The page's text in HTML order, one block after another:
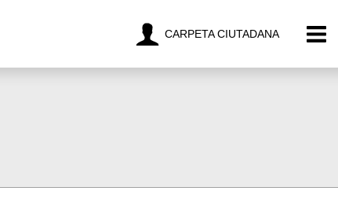
CARPETA CIUTADANA